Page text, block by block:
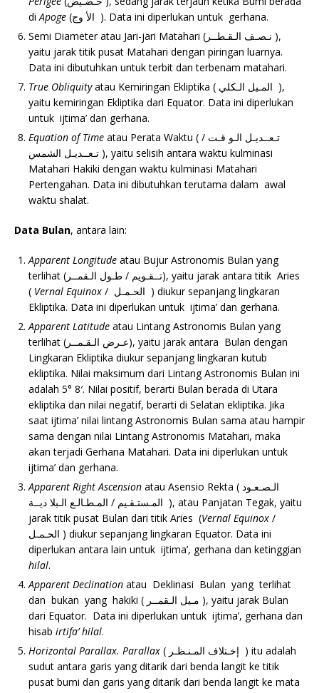
diApoge
(الأ وج ). Data ini diperlukan untuk gerhana.
Semi Diameter atau Jari-jari Matahari (نـصـف الـقـطــر ),
yaitu jarak titik pusat Matahari dengan piringan luarnya.
Data ini dibutuhkan untuk terbit dan terbenam matahari.
True Obliquityatau Kemiringan Ekliptika ( المـيل الـكلي ),
yaitu kemiringan Ekliptika dari Equator. Data ini diperlukan
untuk ijtima’ dan gerhana.
Equation of Time atau Perata Waktu ( تـعــديـل الـو قـت /
تـعــديـل الشمس ), yaitu selisih antara waktu kulminasi
Matahari Hakiki dengan waktu kulminasi Matahari
Pertengahan. Data ini dibutuhkan terutama dalam awal
waktu shalat.
Data Bulan, antara lain:
Apparent Longitude atau Bujur Astronomis Bulan yang
terlihat (تــقـويم / طـول الـقمــر), yaitu jarak antara titik Aries
( Vernal Equinox / الحـمـل ) diukur sepanjang lingkaran
Ekliptika. Data ini diperlukan untuk ijtima’ dan gerhana.
Apparent Latitude atau Lintang Astronomis Bulan yang
terlihat (عـرض الـقـمــر), yaitu jarak antara Bulan dengan
Lingkaran Ekliptika diukur sepanjang lingkaran kutub
ekliptika. Nilai maksimum dari Lintang Astronomis Bulan ini
adalah 5° 8′. Nilai positif, berarti Bulan berada di Utara
ekliptika dan nilai negatif, berarti di Selatan ekliptika. Jika
saat ijtima’ nilai lintang Astronomis Bulan sama atau hampir
sama dengan nilai Lintang Astronomis Matahari, maka
akan terjadi Gerhana Matahari. Data ini diperlukan untuk
ijtima’ dan gerhana.
Apparent Right Ascension atau Asensio Rekta ( الـصـعـود
المـستـقـيم / المـطـالـع الـبلا ديــة ), atau Panjatan Tegak, yaitu
jarak titik pusat Bulan dari titik Aries (Vernal Equinox /
الحـمـل ) diukur sepanjang lingkaran Equator. Data ini
diperlukan antara lain untuk ijtima’, gerhana dan ketinggian
hilal.
Apparent Declination atau Deklinasi Bulan yang terlihat
dan bukan yang hakiki ( مـيل الـقمــر ), yaitu jarak Bulan
dari Equator. Data ini diperlukan untuk ijtima’, gerhana dan
hisab irtifa’ hilal.
Horizontal Parallax. Parallax ( إخـتلاف المـنـظـر ) itu adalah
sudut antara garis yang ditarik dari benda langit ke titik
pusat bumi dan garis yang ditarik dari benda langit ke mata